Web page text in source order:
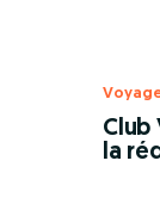
Club
la